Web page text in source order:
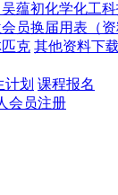
吴蕴初化学化工
员换届用表（资
克 其他资料下载
计划 课程报名
会员注册